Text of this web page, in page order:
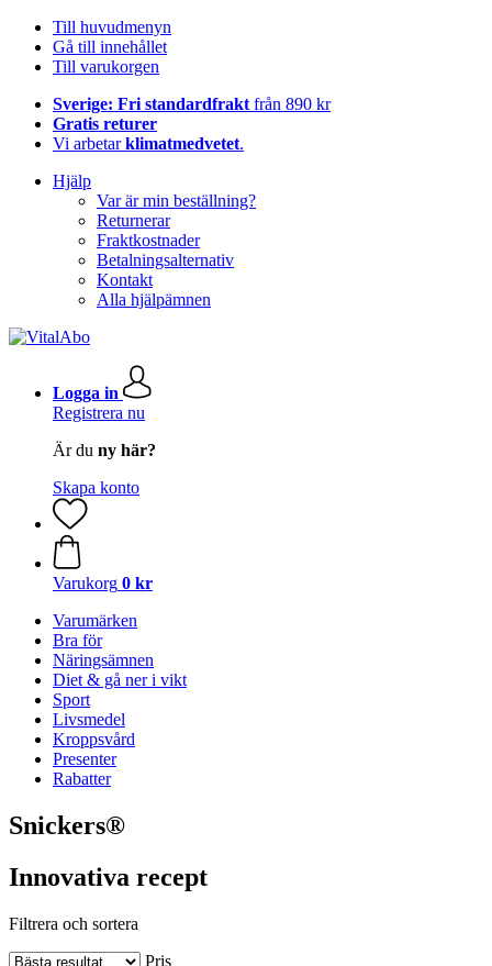
Till huvudmenyn
Gå till innehållet
Till varukorgen
Sverige: Fri standardfrakt från 890 kr
Gratis returer
Vi arbetarklimatmedvetet.
Hjälp
Var är min beställning?
Returnerar
Fraktkostnader
Betalningsalternativ
Kontakt
Alla hjälpämnen
Logga in
Registrera nu
Är du ny här?
Skapa konto
Varukorg 0 kr
Varumärken
Bra för
Näringsämnen
Diet & gå ner i vikt
Sport
Livsmedel
Kroppsvård
Presenter
Rabatter
Snickers®
Innovativa recept
Filtrera och sortera
Pris